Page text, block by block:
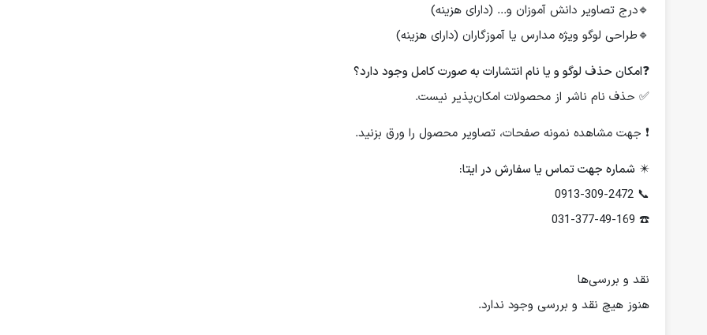
🔹درج تصاویر دانش آموزان و... (دارای هزینه)
🔹طراحی لوگو ویژه مدارس یا آموزگاران (دارای هزینه)
❓امکان حذف لوگو و یا نام انتشارات به صورت کامل وجود دارد؟
✅ حذف نام ناشر از محصولات امکان‌پذیر نیست.
❗️ جهت مشاهده نمونه صفحات، تصاویر محصول را ورق بزنید.
✴️ شماره جهت تماس یا سفارش در ایتا:
📞 0913-309-2472
☎️ 031-377-49-169
نقد و بررسی‌ها
هنوز هیچ نقد و بررسی وجود ندارد.